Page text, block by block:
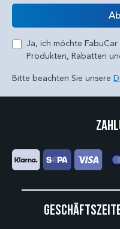
E-Mail
Ja, ich möchte
Produkten, Rabatten
Bitte beachten Sie unsere